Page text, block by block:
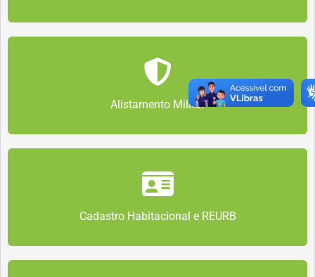
Alistamento Militar
Cadastro Habitacional e REURB